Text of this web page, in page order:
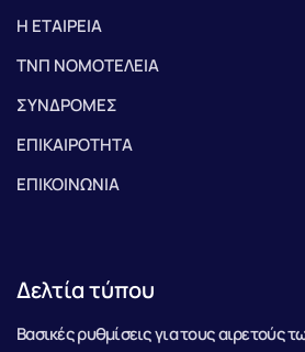
Η ΕΤΑΙΡΕΙΑ
ΤΝΠ ΝΟΜΟΤΕΛΕΙΑ
ΣΥΝΔΡΟΜΕΣ
ΕΠΙΚΑΙΡΟΤΗΤΑ
ΕΠΙΚΟΙΝΩΝΙΑ
Δελτία τύπου
Βασικές ρυθμίσεις για τους αιρετούς